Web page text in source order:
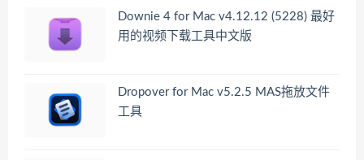
Downie 4 for Mac v4.12.12 (5228) 最好
用的视频下载工具中文版
Dropover for Mac v5.2.5 MAS拖放文件
工具